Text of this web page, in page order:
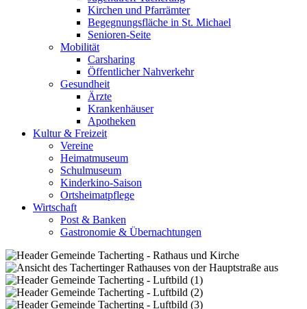
Kirchen und Pfarrämter
Begegnungsfläche in St. Michael
Senioren-Seite
Mobilität
Carsharing
Öffentlicher Nahverkehr
Gesundheit
Ärzte
Krankenhäuser
Apotheken
Kultur & Freizeit
Vereine
Heimatmuseum
Schulmuseum
Kinderkino-Saison
Ortsheimatpflege
Wirtschaft
Post & Banken
Gastronomie & Übernachtungen